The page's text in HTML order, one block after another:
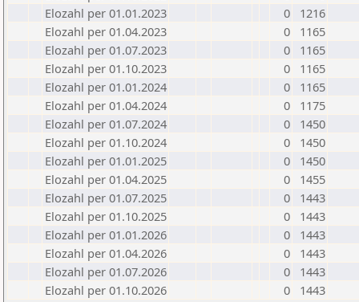
Elozahl per 01.01.2023
0
1216
Elozahl per 01.04.2023
0
1165
Elozahl per 01.07.2023
0
1165
Elozahl per 01.10.2023
0
1165
Elozahl per 01.01.2024
0
1165
Elozahl per 01.04.2024
0
1175
Elozahl per 01.07.2024
0
1450
Elozahl per 01.10.2024
0
1450
Elozahl per 01.01.2025
0
1450
Elozahl per 01.04.2025
0
1455
Elozahl per 01.07.2025
0
1443
Elozahl per 01.10.2025
0
1443
Elozahl per 01.01.2026
0
1443
Elozahl per 01.04.2026
0
1443
Elozahl per 01.07.2026
0
1443
Elozahl per 01.10.2026
0 1443